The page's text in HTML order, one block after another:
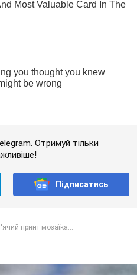
Отримуй тільки
Підписатись
принт мозаїка...